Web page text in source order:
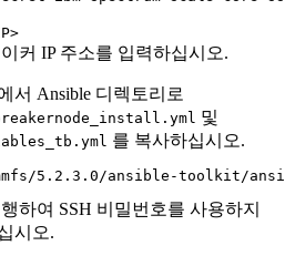
커 IP 주소를 입력하십시오.
서 Ansible 디렉토리로
및
를 복사하십시오.
5.2.3.0/ansible-toolkit/
하여 SSH 비밀번호를 사용하지
시오.